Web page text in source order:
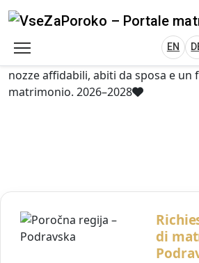
VseZaPoroko.net –
Plan Your Wedding in
EN
VseZaPoroko – portale per
matrimoni locali e destination
Austria, Italia, Croazia e Ungheria.
nozze affidabili, abiti da sposa e un
matrimonio. 2026–2028
EN
di